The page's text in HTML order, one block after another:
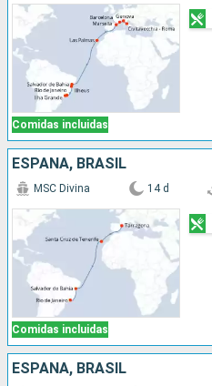
Comidas incluidas
ESPAÑA, BRASIL
Comidas incluidas
MSC Divina 14 d
ESPAÑA, BRASIL